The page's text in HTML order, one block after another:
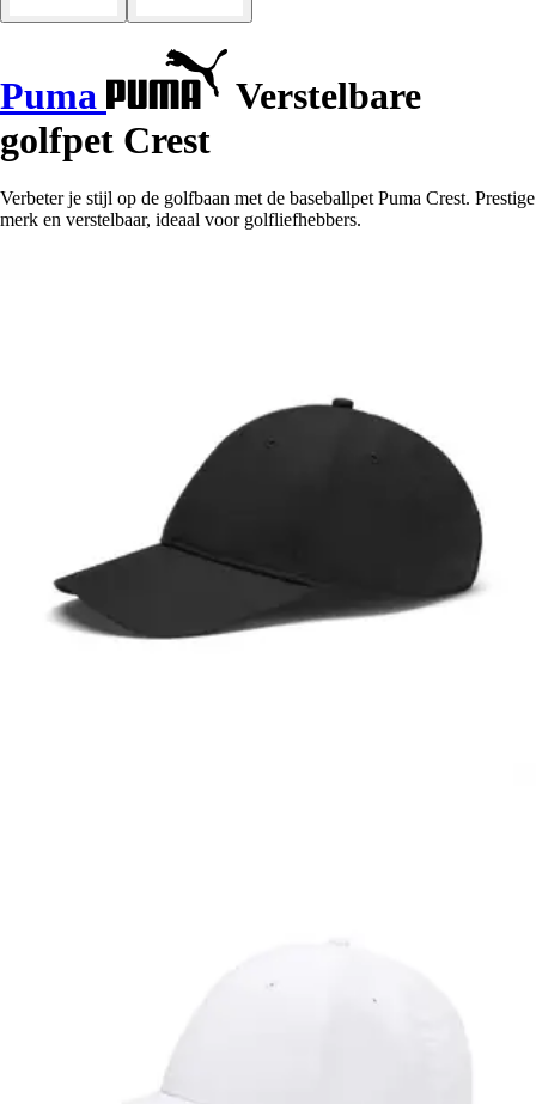
Puma
Verstelbare
golfpet Crest
Verbeter je stijl op de golfbaan met de baseballpet Puma Crest. Prestige
merk en verstelbaar, ideaal voor golfliefhebbers.